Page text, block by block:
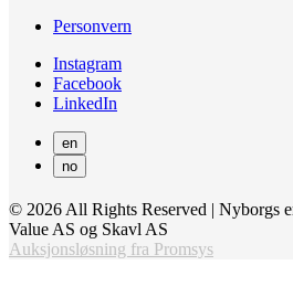
Personvern
Instagram
Facebook
LinkedIn
en
no
© 2026 All Rights Reserved | Nyborgs
Value AS og Skavl AS
Auksjonsløsning fra Promsys